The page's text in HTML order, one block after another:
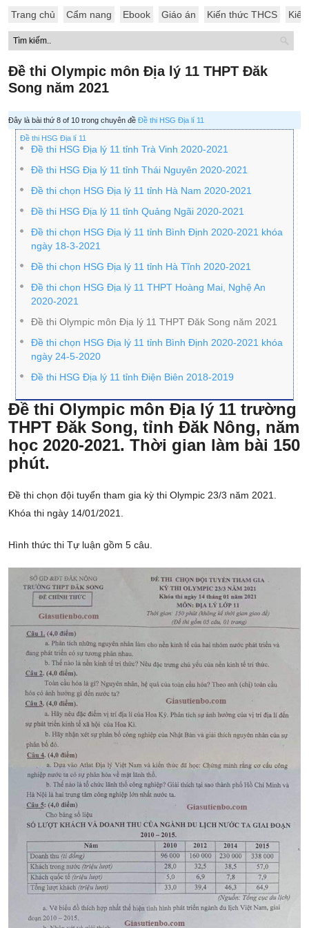
Trang chủ Cẩm nang Ebook Giáo án Kiến thức THCS
Đề thi Olympic môn Địa lý 11 THPT Đăk
Song năm 2021
Đây là bài thứ 8 of 10 trong chuyên đề Đề thi HSG Địa lí 11
Đề thi HSG Địa lí 11
Đề thi HSG Địa lý 11 tỉnh Trà Vinh 2020-2021
Đề thi HSG Địa lý 11 tỉnh Thái Nguyên 2020-2021
Đề thi chọn HSG Địa lý 11 tỉnh Hà Nam 2020-2021
Đề thi HSG Địa lý 11 tỉnh Quảng Ngãi 2020-2021
Đề thi chọn HSG Địa lý 11 tỉnh Bình Định 2020-2021 khóa
ngày 18-3-2021
Đề thi chọn HSG Địa lý 11 tỉnh Hà Tĩnh 2020-2021
Đề thi chọn HSG Địa lý 11 THPT Hoàng Mai, Nghệ An
2020-2021
Đề thi Olympic môn Địa lý 11 THPT Đăk Song năm 2021
Đề thi chọn HSG Địa lý 11 tỉnh Bình Định 2020-2021 khóa
ngày 24-5-2020
Đề thi HSG Địa lý 11 tỉnh Điện Biên 2018-2019
Đề thi Olympic môn Địa lý 11 trường
THPT Đăk Song, tỉnh Đăk Nông, năm
học 2020-2021. Thời gian làm bài 150
phút.
Đề thi chọn đội tuyển tham gia kỳ thi Olympic 23/3 năm 2021.
Khóa thi ngày 14/01/2021.
Hình thức thi Tự luận gồm 5 câu.